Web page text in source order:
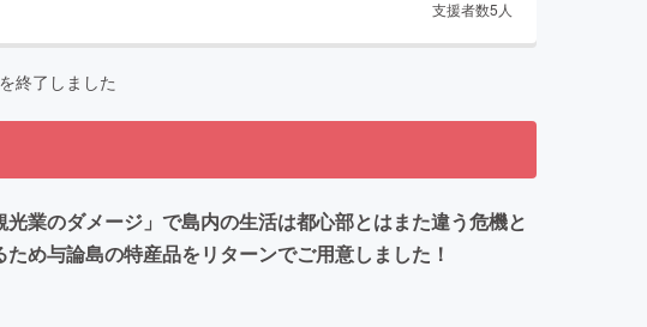
支援者数5 人
終了しました
業のダメージ」で島内の生活は都心部とはまた違う危機と
め与論島の特産品をリターンでご用意しました！